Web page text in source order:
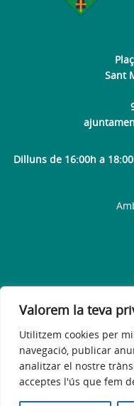
Valorem la teva
Utilitzem cookies per
navegació, publicar
analitzar el nostre
acceptes l'ús que fem
Sant
Dilluns de 16:00h a
Avís legal